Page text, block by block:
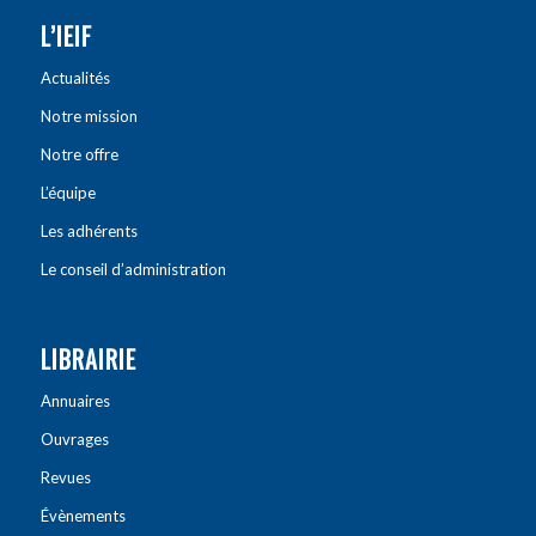
L’IEIF
Actualités
Notre mission
Notre offre
L’équipe
Les adhérents
Le conseil d’administration
LIBRAIRIE
Annuaires
Ouvrages
Revues
Évènements